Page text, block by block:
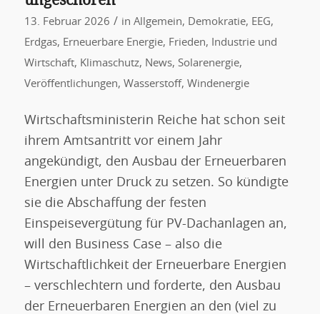
13. Februar 2026 / in Allgemein, Demokratie, EEG,
Erdgas, Erneuerbare Energie, Frieden,
Industrie und
Wirtschaft, Klimaschutz, News, Solarenergie,
Veröffentlichungen, Wasserstoff, Windenergie
Wirtschaftsministerin Reiche hat schon seit
ihrem Amtsantritt vor einem Jahr
angekündigt, den Ausbau der Erneuerbaren
Energien unter Druck zu setzen. So kündigte
sie die Abschaffung der festen
Einspeisevergütung für PV-Dachanlagen an,
will den Business Case – also die
Wirtschaftlichkeit der Erneuerbare Energien
– verschlechtern und forderte, den Ausbau
der Erneuerbaren Energien an den (viel zu